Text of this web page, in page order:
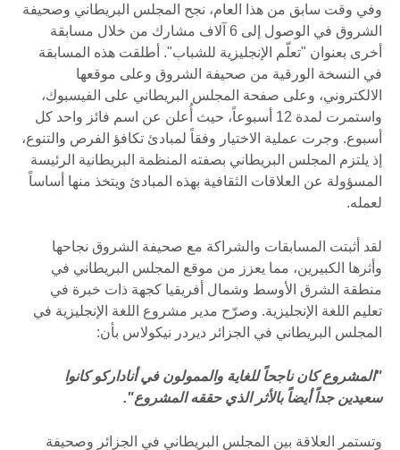
وفي وقت سابق من هذا العام، نجح المجلس البريطاني وصحيفة
الشروق في الوصول إلى 6 آلاف مشارك من خلال مسابقة
أخرى بعنوان "تعلّم الإنجليزية للشباب". أطلقت هذه المسابقة
في النسخة الورقية من صحيفة الشروق وعلى موقعها
الالكتروني، وعلى صفحة المجلس البريطاني على الفيسبوك،
واستمرت لمدة 12 أسبوعاً، حيث أُعلن عن اسم فائز واحد كل
أسبوع. وجرت عملية الاختيار وفقاً لمبادئ تكافؤ الفرص والتنوع،
إذ يلتزم المجلس البريطاني بصفته المنظمة البريطانية الرئيسة
المسؤولة عن العلاقات الثقافية بهذه المبادئ ويتخذ منها أساساً
لعمله.
لقد أثبتت المسابقات والشراكة مع صحيفة الشروق نجاحها
وأثرها الكبيرين، مما يعزز من موقع المجلس البريطاني في
منطقة الشرق الأوسط وشمال أفريقيا كجهة ذات خبرة في
تعليم اللغة الإنجليزية. وصرّح مدير مشروع اللغة الإنجليزية في
المجلس البريطاني في الجزائر ديردر نيكولاس بأن:
"المشروع كان ناجحاً للغاية والممولون في أناداركو كانوا
سعيدين جداً أيضاً بالأثر الذي حققه المشروع".
وتستمر العلاقة بين المجلس البريطاني في الجزائر وصحيفة